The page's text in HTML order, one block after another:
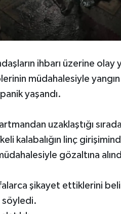
ihbarı üzerine
müdahalesiyle yangın
yaşandı.
uzaklaştığı
kalabalığın linç
gözaltına
şikayet ettiklerini
söyledi.